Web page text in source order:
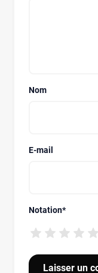
Nom
E-mail
Notation*